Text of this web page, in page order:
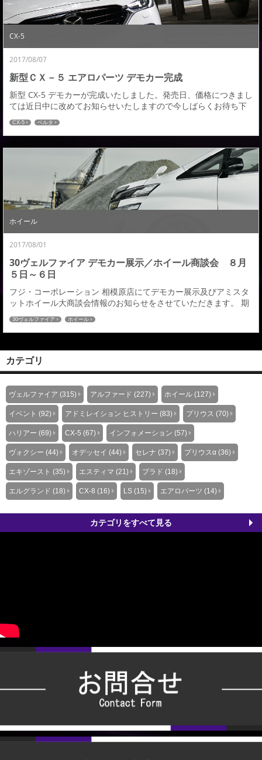
CX-5
2017/08/07
新型ＣＸ－５ エアロパーツ デモカー完成
新型 CX-5 デモカーが完成いたしました。発売日、価格につきまし
ては近日中に改めてお知らせいたしますので今しばらくお待ち下
さい。また、ロケ撮影画像、取材画像など詳細な情報もどんどん
アップしてきますのでご期待下さい。デモカーはオーバーフェン
ダー含めボディー色をベースに仕立てましたが、各パーツ黒樹脂
パーツを生かした塗り分けも可能なデザインとなっておりますの
で、また改めて塗装の塗り分け例なんかも紹介し...
CX-5 ベルタ
ホイール
2017/08/01
30ヴェルファイア デモカー展示／ホイール商談会 ８月
５日～６日
フジ・コーポレーション 相模原店にてデモカー展示及びアミスタ
ットホイール大商談会情報のお知らせをさせていただきます。 期
間：８月５日（土）～８月６日（日） 装着ホイールはアミスタッ
ト ライエンＭ０７とＳ０５を装着。マシニングによる重厚感と上
質感をまとったアミスタットのこだわりホイールライエンを実際
タットホイールを多数展示しております。イベン...
30ヴェルファイア ホイール
カテゴリ
ヴェルファイア (315) アルファード (227) ホイール (127)
イベント (92) アドミレイション ヒストリー (83) プリウス (70)
ハリアー (69) CX-5 (67) インフォメーション (57)
ヴォクシー (44) オデッセイ (44) セレナ (37) プリウスα (36)
エキゾースト (35) エスティマ (21) プラド (18)
エルグランド (18) CX-8 (16) LS (15) エアロパーツ (14)
カテゴリをすべて見る